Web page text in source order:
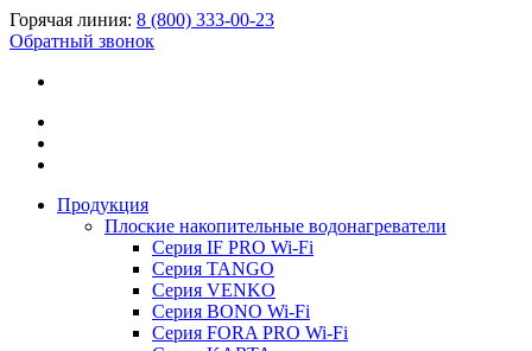
Горячая линия: 8 (800) 333-00-23
Обратный звонок
Продукция
Плоские накопительные водонагреватели
Серия IF PRO Wi-Fi
Серия TANGO
Серия VENKO
Серия BONO Wi-Fi
Серия FORA PRO Wi-Fi